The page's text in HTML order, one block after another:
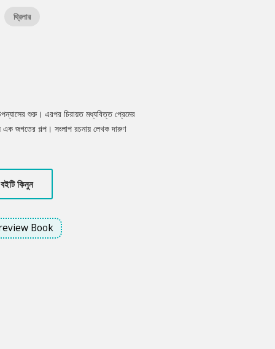
থ্রিলার
শুরু। এরপর চিরায়ত মধ্যবিত্ত প্রেমের
জগতের গল্প। সংলাপ রচনায় লেখক দারুণ
পুরো উপন্যাসজুড়ে। সুখপাঠ্য একটি
বইটি কিনুন
Book